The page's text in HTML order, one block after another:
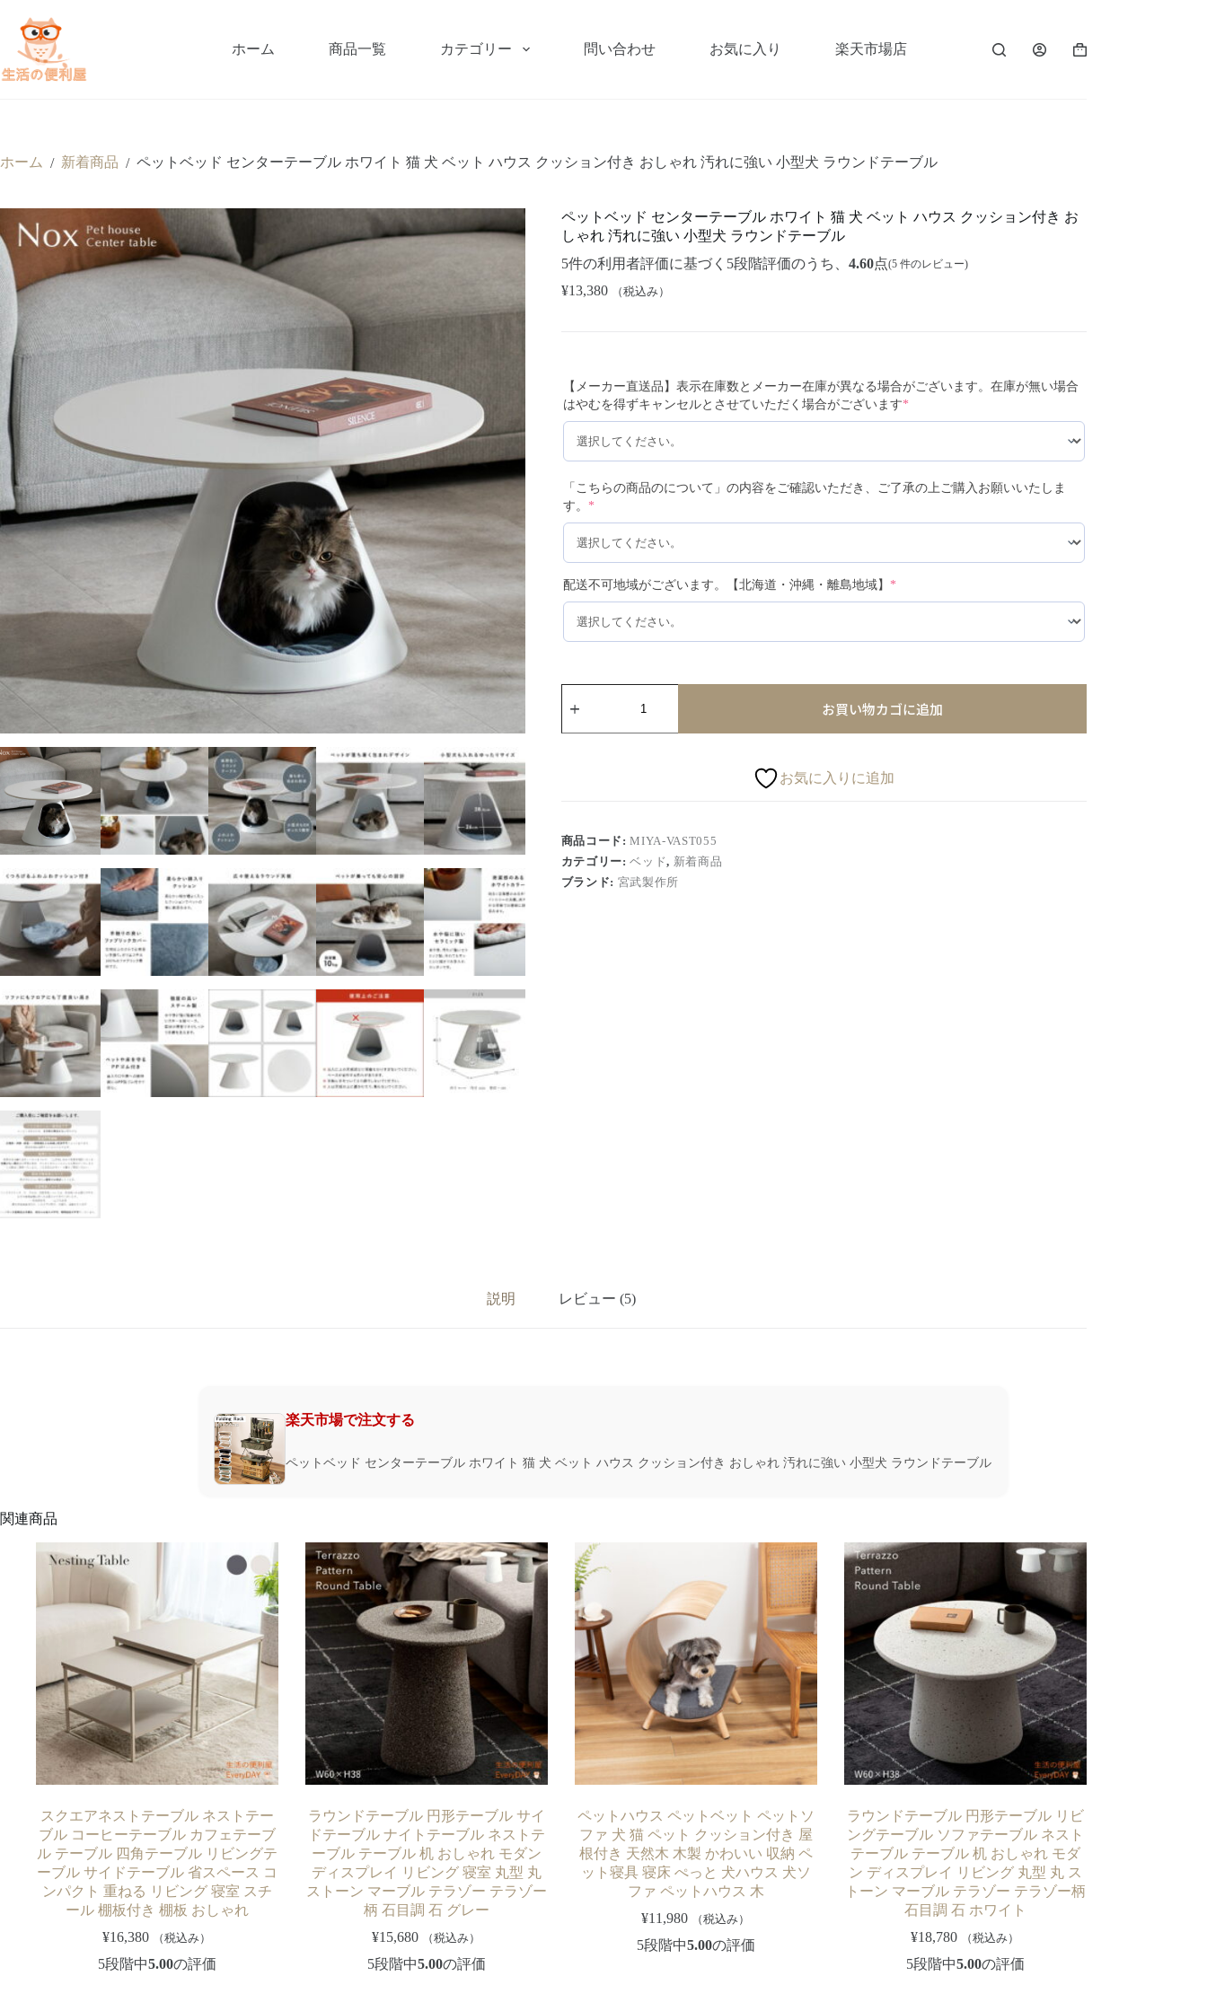
ホーム 商品一覧 カテゴリー 問い合わせ お気に入り 楽天市場店
ホーム / 新着商品 / ペットベッド センターテーブル ホワイト 猫 犬 ベット ハウス クッション付き おしゃれ 汚れに強い 小型犬 ラウンドテーブル
ペットベッド センターテーブル ホワイト 猫 犬 ベット ハウス クッション付き お
しゃれ 汚れに強い 小型犬 ラウンドテーブル
5件の利用者評価に基づく5段階評価のうち、 4.60点(5件のレビュー)
¥13,380 （税込み）
【メーカー直送品】表示在庫数とメーカー在庫が異なる場合がございます。在庫が無い場合
はやむを得ずキャンセルとさせていただく場合がございます*
「こちらの商品のについて」の内容をご確認いただき、ご了承の上ご購入お願いいたしま
す。 *
配送不可地域がございます。【北海道・沖縄・離島地域】 *
お買い物カゴに追加
お気に入りに追加
商品コード:MIYA-VAST055
カテゴリー:ベッド, 新着商品
ブランド: 宮武製作所
説明 レビュー (5)
楽天市場で注文する
ペットベッド センターテーブル ホワイト 猫 犬 ベット ハウス クッション付き おしゃれ 汚れに強い 小型犬 ラウンドテーブル
関連商品
スクエアネストテーブル ネストテー
ブル コーヒーテーブル カフェテーブ
ル テーブル 四角テーブル リビングテ
ーブル サイドテーブル 省スペース コ
ンパクト 重ねる リビング 寝室 スチ
ール 棚板付き 棚板 おしゃれ
¥16,380 （税込み）
5段階中5.00の評価
ラウンドテーブル 円形テーブル サイ
ドテーブル ナイトテーブル ネストテ
ーブル テーブル 机 おしゃれ モダン
ディスプレイ リビング 寝室 丸型 丸
ストーン マーブル テラゾー テラゾー
柄 石目調 石 グレー
¥15,680 （税込み）
5段階中5.00の評価
ペットハウス ペットベット ペットソ
ファ 犬 猫 ペット クッション付き 屋
根付き 天然木 木製 かわいい 収納 ペ
ット寝具 寝床 ぺっと 犬ハウス 犬ソ
ファ ペットハウス 木
¥11,980 （税込み）
5段階中5.00の評価
ラウンドテーブル 円形テーブル リビ
ングテーブル ソファテーブル ネスト
テーブル テーブル 机 おしゃれ モダ
ン ディスプレイ リビング 丸型 丸 ス
トーン マーブル テラゾー テラゾー柄
石目調 石 ホワイト
¥18,780 （税込み）
5段階中5.00の評価